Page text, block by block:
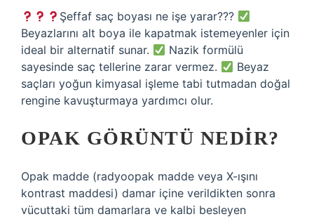
Şeffaf saç boyası ne işe yarar???
Beyazlarını alt boya ile kapatmak istemeyenler için
ideal bir alternatif sunar.
Nazik formülü
sayesinde saç tellerine zarar vermez.
Beyaz
saçları yoğun kimyasal işleme tabi tutmadan doğal
rengine kavuşturmaya yardımcı olur.
OPAK GÖRÜNTÜ NEDIR?
Opak madde (radyoopak madde veya X-ışını
kontrast maddesi) damar içine verildikten sonra
vücuttaki tüm damarlara ve kalbi besleyen